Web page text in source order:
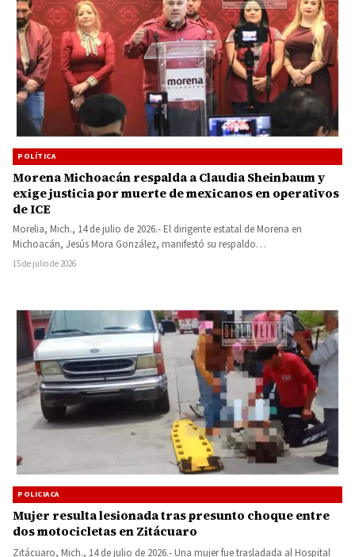
POLÍTICA
Morena Michoacán respalda a Claudia Sheinbaum y
exige justicia por muerte de mexicanos en operativos
de ICE
Morelia, Mich., 14 de julio de 2026.- El dirigente estatal de Morena en
Michoacán, Jesús Mora González, manifestó su respaldo…
15 de julio de 2026
POLICIACA
Mujer resulta lesionada tras presunto choque entre
dos motocicletas en Zitácuaro
Zitácuaro, Mich., 14 de julio de 2026.- Una mujer fue trasladada al Hospital